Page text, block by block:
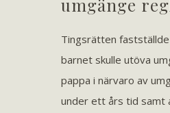
umgänge
Tingsrätten
barnet skulle utöva
pappa i närvaro av
under ett års tid samt